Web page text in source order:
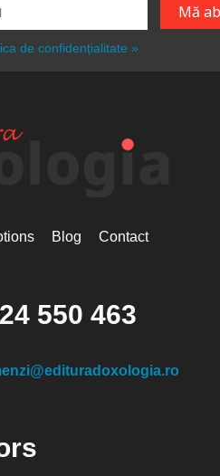
de confidențialitate »
Blog Contact
550 463